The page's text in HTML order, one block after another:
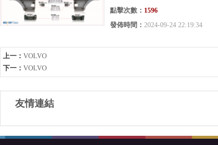
點擊次數： 1596
發佈時間： 2024-09-24 22:19:34
上一： VOLVO
下一： VOLVO
友情連結